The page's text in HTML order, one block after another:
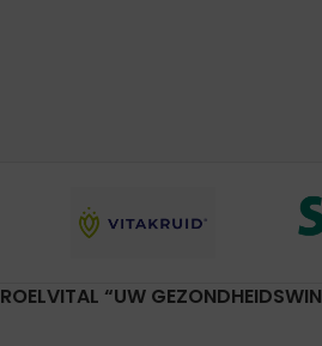
ROELVITAL “UW